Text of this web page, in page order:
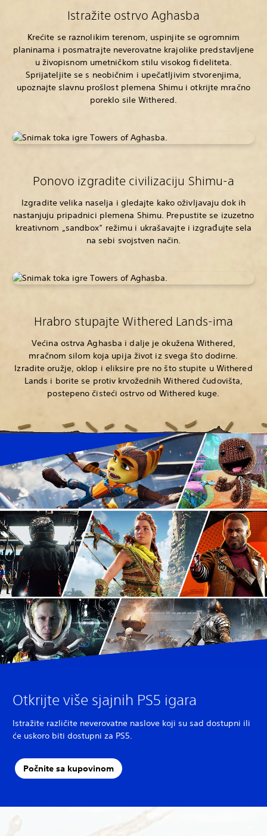
Istražite ostrvo Aghasba
Krećite se raznolikim terenom, uspinjite se ogromnim
planinama i posmatrajte neverovatne krajolike predstavljene
u živopisnom umetničkom stilu visokog fideliteta.
Sprijateljite se s neobičnim i upečatljivim stvorenjima,
upoznajte slavnu prošlost plemena Shimu i otkrijte mračno
poreklo sile Withered.
Ponovo izgradite civilizaciju Shimu-a
Izgradite velika naselja i gledajte kako oživljavaju dok ih
nastanjuju pripadnici plemena Shimu. Prepustite se izuzetno
kreativnom „sandbox“ režimu i ukrašavajte i izgrađujte sela
na sebi svojstven način.
Hrabro stupajte Withered Lands-ima
Većina ostrva Aghasba i dalje je okužena Withered,
mračnom silom koja upija život iz svega što dodirne.
Izradite oružje, oklop i eliksire pre no što stupite u Withered
Lands i borite se protiv krvožednih Withered čudovišta,
postepeno čisteći ostrvo od Withered kuge.
Otkrijte više sjajnih PS5 igara
Istražite različite neverovatne naslove koji su sad dostupni ili
će uskoro biti dostupni za PS5.
Počnite sa kupovinom